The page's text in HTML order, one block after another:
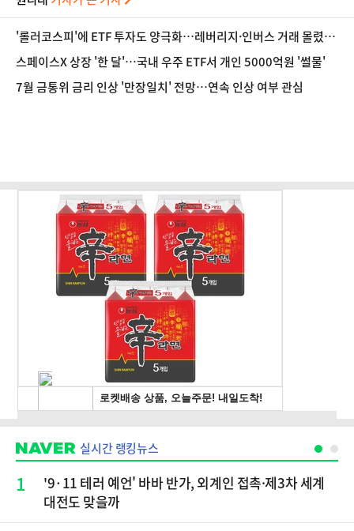
'롤러코스피'에 ETF 투자도 양극화…레버리지·인버스 거래 몰렸
다
스페이스X 상장 '한 달'…국내 우주 ETF서 개인 5000억원 '썰물'
7월 금통위 금리 인상 '만장일치' 전망…연속 인상 여부 관심
실시간 랭킹뉴스
1
'9·11 테러 예언' 바바 반가, 외계인 접촉·제3차 세계
대전도 맞을까